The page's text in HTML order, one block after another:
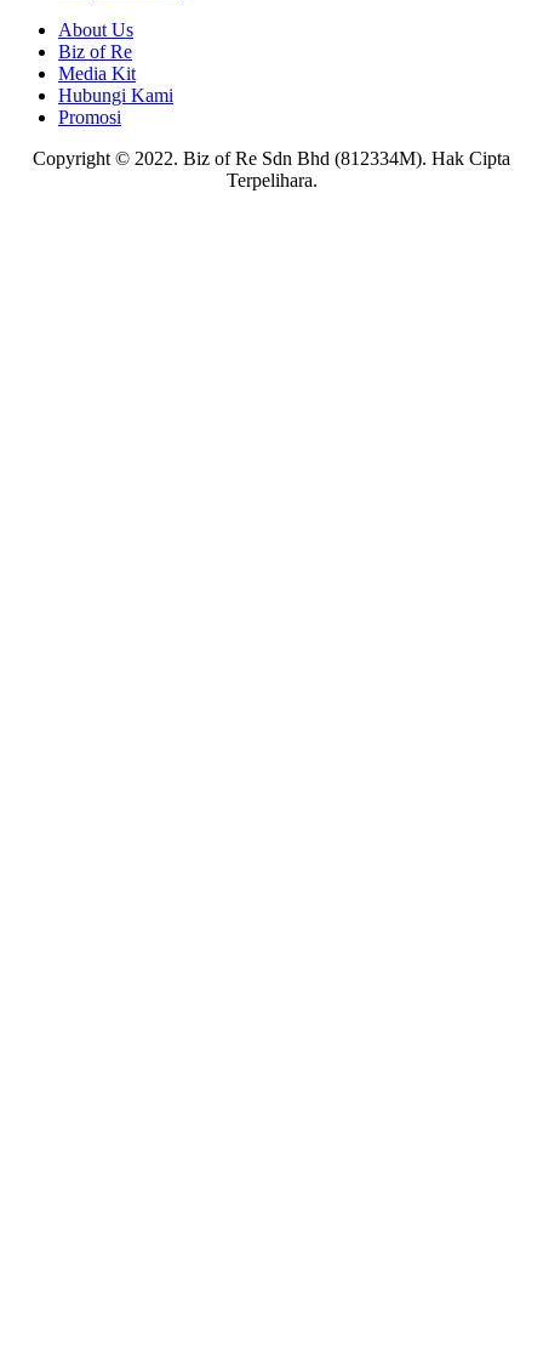
About Us
Biz of Re
Media Kit
Hubungi Kami
Promosi
Copyright © 2022. Biz of Re Sdn Bhd (812334M). Hak Cipta
Terpelihara.